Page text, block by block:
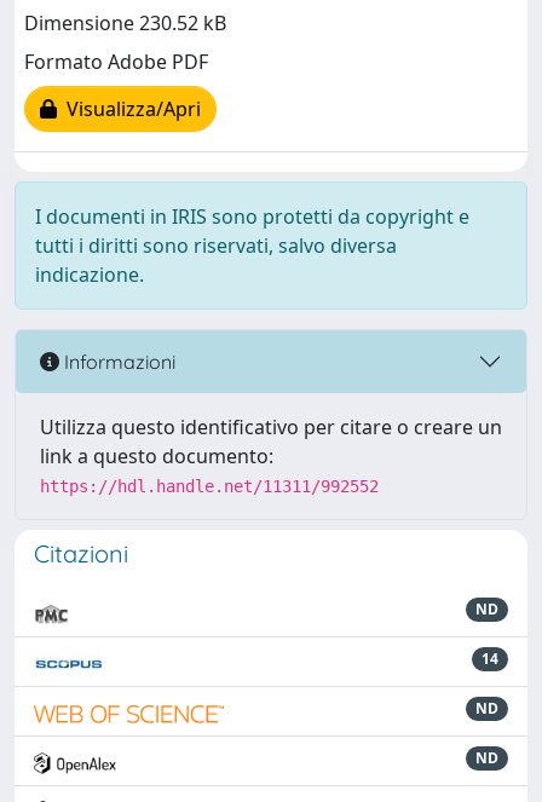
Dimensione 230.52 kB
Formato Adobe PDF
Visualizza/Apri
I documenti in IRIS sono protetti da copyright e
tutti i diritti sono riservati, salvo diversa
indicazione.
Informazioni
Utilizza questo identificativo per citare o creare un
link a questo documento:
https://hdl.handle.net/11311/992552
Citazioni
ND
14
ND
ND